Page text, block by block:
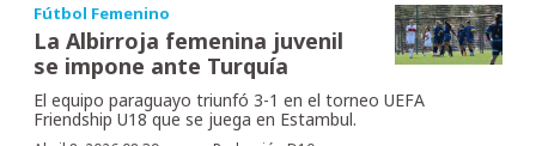
Fútbol Femenino
La Albirroja femenina juvenil
se impone ante Turquía
El equipo paraguayo triunfó 3-1 en el torneo UEFA
Friendship U18 que se juega en Estambul.